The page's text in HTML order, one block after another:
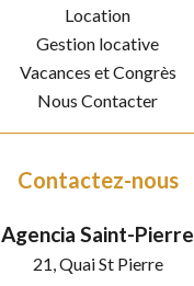
Location
Gestion locative
Vacances et Congrès
Nous Contacter
Contactez-nous
Agencia Saint-Pierre
21, Quai St Pierre